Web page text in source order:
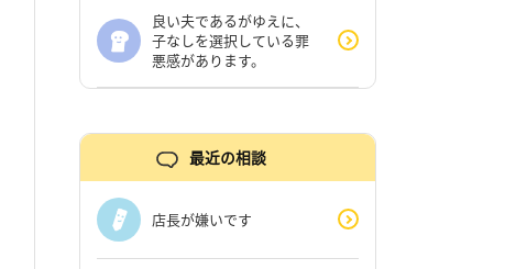
良い夫であるがゆえに、
子なしを選択している罪
悪感があります。
最近の相談
店長が嫌いです